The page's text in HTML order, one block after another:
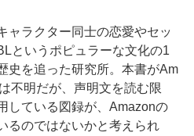
ラクター同士の恋愛やセッ
というポピュラーな文化の1
史を追った研究所。本書がAm
不明だが、声明文を読む限
している図録が、Amazonの
るのではないかと考えられ